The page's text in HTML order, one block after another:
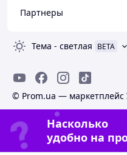
Партнеры
Тема - светлая BETA
© Prom.ua — маркетплейс
Насколько
удобно на